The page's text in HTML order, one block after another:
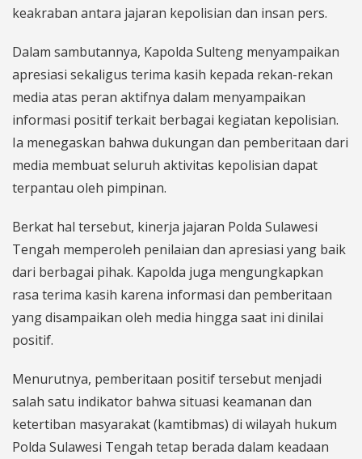
keakraban antara jajaran kepolisian dan insan pers.
Dalam sambutannya, Kapolda Sulteng menyampaikan
apresiasi sekaligus terima kasih kepada rekan-rekan
media atas peran aktifnya dalam menyampaikan
informasi positif terkait berbagai kegiatan kepolisian.
Ia menegaskan bahwa dukungan dan pemberitaan dari
media membuat seluruh aktivitas kepolisian dapat
terpantau oleh pimpinan.
Berkat hal tersebut, kinerja jajaran Polda Sulawesi
Tengah memperoleh penilaian dan apresiasi yang baik
dari berbagai pihak. Kapolda juga mengungkapkan
rasa terima kasih karena informasi dan pemberitaan
yang disampaikan oleh media hingga saat ini dinilai
positif.
Menurutnya, pemberitaan positif tersebut menjadi
salah satu indikator bahwa situasi keamanan dan
ketertiban masyarakat (kamtibmas) di wilayah hukum
Polda Sulawesi Tengah tetap berada dalam keadaan